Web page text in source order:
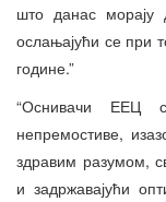
што данас морају
ослањајући се при
године.”
“Оснивачи ЕЕЦ
непремостиве,
здравим разумом,
и задржавајући